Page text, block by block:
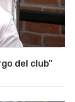
del club"